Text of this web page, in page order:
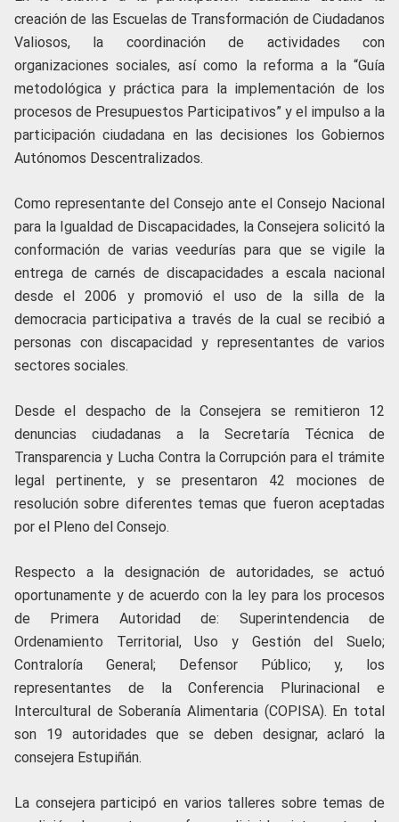
creación de las Escuelas de Transformación de Ciudadanos
Valiosos, la coordinación de actividades con
organizaciones sociales, así como la reforma a la “Guía
metodológica y práctica para la implementación de los
procesos de Presupuestos Participativos” y el impulso a la
participación ciudadana en las decisiones los Gobiernos
Autónomos Descentralizados.
Como representante del Consejo ante el Consejo Nacional
para la Igualdad de Discapacidades, la Consejera solicitó la
conformación de varias veedurías para que se vigile la
entrega de carnés de discapacidades a escala nacional
desde el 2006 y promovió el uso de la silla de la
democracia participativa a través de la cual se recibió a
personas con discapacidad y representantes de varios
sectores sociales.
Desde el despacho de la Consejera se remitieron 12
denuncias ciudadanas a la Secretaría Técnica de
Transparencia y Lucha Contra la Corrupción para el trámite
legal pertinente, y se presentaron 42 mociones de
resolución sobre diferentes temas que fueron aceptadas
por el Pleno del Consejo.
Respecto a la designación de autoridades, se actuó
oportunamente y de acuerdo con la ley para los procesos
de Primera Autoridad de: Superintendencia de
Ordenamiento Territorial, Uso y Gestión del Suelo;
Contraloría General; Defensor Público; y, los
representantes de la Conferencia Plurinacional e
Intercultural de Soberanía Alimentaria (COPISA). En total
son 19 autoridades que se deben designar, aclaró la
consejera Estupiñán.
La consejera participó en varios talleres sobre temas de